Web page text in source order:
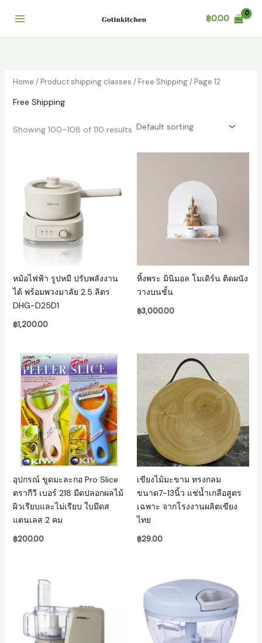
฿0.00
Home / Product shipping classes / Free Shipping/ Page 12
Free Shipping
Showing 100–108 of 110 results
หม้อไฟฟ้า รูปหมี ปรับพลังงาน
ได้ พร้อมพวงมาลัย 2.5 ลิตร
DHG-D25D1
฿1,200.00
หิ้งพระ มินิมอล โมเดิร์น ติดผนัง
วางบนชั้น
฿3,000.00
อุปกรณ์ ขูดมะละกอ Pro Slice
ตรากีวี เบอร์ 218 มีดปลอกผลไม้
ผิวเรียบและไม่เรียบ ใบมีดส
แตนเลส 2 คม
฿200.00
เขียงไม้มะขาม ทรงกลม
ขนาด7-13นิ้ว แช่น้ำเกลือสูตร
เฉพาะ จากโรงงานผลิตเขียง
ไทย
฿29.00